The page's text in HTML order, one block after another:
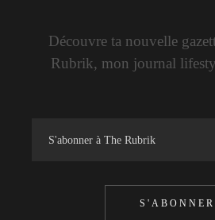
Découvre ta nouvelle
Rubrik, mon journal
S'ABONNER